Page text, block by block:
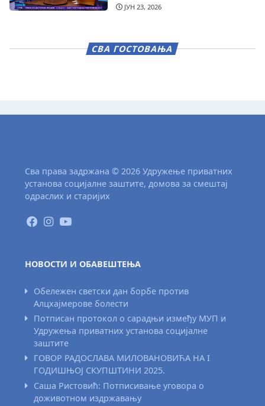
ЈУН 23, 2026
СВА ГОСТОВАЊА
Сва права задржана © 2026 Удружење приватних
установа социјалне заштите, домова за смештај
одраслих и старијих
НОВОСТИ И ОБАВЕШТЕЊА
Обележен светски дан борбе против
Алцхајмерове болести
Потписан протокол о сарадњи између МУП и
Удружења приватних установа социјалне
заштите
ГОВОР РАДОСЛАВА МИЛОВАНОВИЋА НА I
ГОДИШЊОЈ СКУПШТИНИ 2025.
Саша Ристовић: Потписивање уговора о
доживотном издржавању